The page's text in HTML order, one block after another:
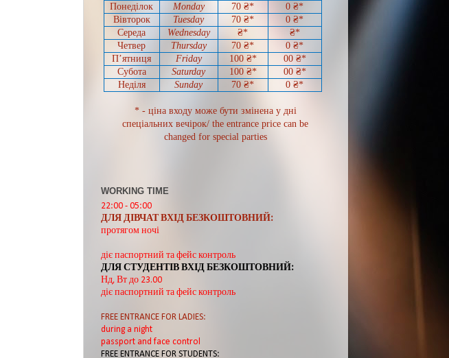
Понеділок
Monday 70 ₴* 0 ₴*
Вівторок
Tuesday 70 ₴* 0 ₴*
Середа
Wednesday ₴*
₴*
Четвер
Thursday 70 ₴* 0 ₴*
П’ятниця
Friday 100 ₴* 00₴*
Субота
Saturday 100 ₴* 00₴*
Неділя
Sunday 70 ₴* 0 ₴*
* - ціна входу може бути змінена у дні
спеціальних вечірок/ the entrance price can be
changed for special parties
WORKING TIME
22:00 - 05:00
ДЛЯ ДІВЧАТ ВХІД БЕЗКОШТОВНИЙ:
протягом ночі
діє паспортний та фейс контроль
ДЛЯ СТУДЕНТІВ ВХІД БЕЗКОШТОВНИЙ:
Нд, Вт до 23.00
діє паспортний та фейс контроль
FREE ENTRANCE FOR LADIES:
during a night
passport and face control
FREE ENTRANCE FOR STUDENTS: